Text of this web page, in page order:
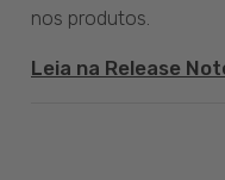
nos produtos.
Leia na Release